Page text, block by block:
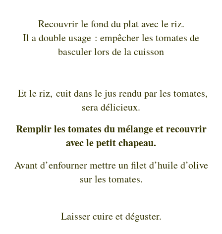
Recouvrir le fond du plat avec le riz.
Il a double usage : empêcher les tomates de
basculer lors de la cuisson
Et le riz, cuit dans le jus rendu par les tomates,
sera délicieux.
Remplir les tomates du mélange et recouvrir
avec le petit chapeau.
Avant d’enfourner mettre un filet d’huile d’olive
sur les tomates.
Laisser cuire et déguster.